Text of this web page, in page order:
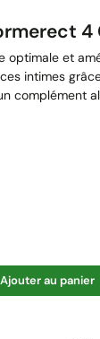
4
optimale et
intimes
complément
Ajouter au panier